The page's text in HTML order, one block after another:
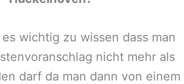
wichtig zu wissen dass man
nicht mehr als
darf da man dann von einem